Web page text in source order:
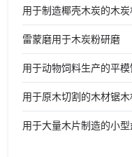
用于制造椰壳木炭的木
雷蒙磨用于木炭粉研磨
用于动物饲料生产的平
用于原木切割的木材锯
用于大量木片制造的小